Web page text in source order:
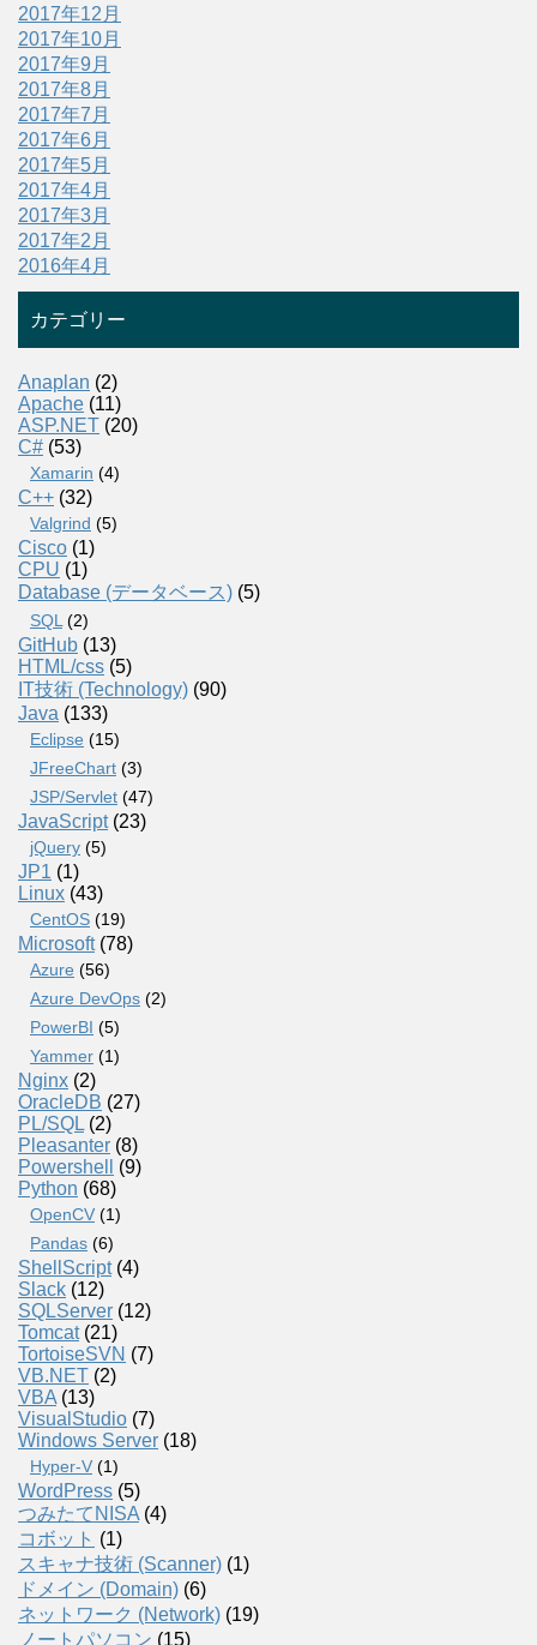
2017年12月
2017年10月
2017年9月
2017年8月
2017年7月
2017年6月
2017年5月
2017年4月
2017年3月
2017年2月
2016年4月
カテゴリー
Anaplan (2)
Apache (11)
ASP.NET (20)
C# (53)
Xamarin (4)
C++ (32)
Valgrind (5)
Cisco (1)
CPU (1)
Database (データベース) (5)
SQL (2)
GitHub (13)
HTML/css (5)
IT技術 (Technology) (90)
Java (133)
Eclipse (15)
JFreeChart (3)
JSP/Servlet (47)
JavaScript(23)
jQuery (5)
JP1 (1)
Linux (43)
CentOS (19)
Microsoft(78)
Azure (56)
Azure DevOps (2)
PowerBI (5)
Yammer (1)
Nginx (2)
OracleDB (27)
PL/SQL (2)
Pleasanter (8)
Powershell
(9)
Python (68)
OpenCV (1)
Pandas (6)
ShellScript(4)
Slack (12)
SQLServer (12)
Tomcat(21)
TortoiseSVN (7)
VB.NET (2)
VBA (13)
VisualStudio (7)
Windows Server (18)
Hyper-V (1)
WordPress (5)
つみたてNISA (4)
コボット (1)
スキャナ技術 (Scanner) (1)
ドメイン (Domain) (6)
ネットワーク (Network) (19)
ノートパソコン (15)